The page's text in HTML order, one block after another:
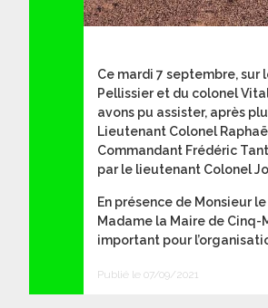
Ce mardi 7 septembre,
Pellissier et du colonel
avons pu assister, après
Lieutenant Colonel
Commandant Frédéric
par le lieutenant Colonel
En présence de Monsieur
Madame la Maire de
important pour
Publié le 07/09/2021